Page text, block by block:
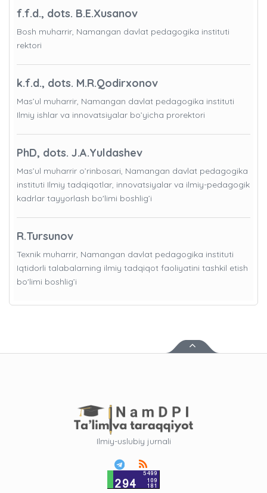
f.f.d., dots. B.E.Xusanov
Bosh muharrir, Namangan davlat pedagogika instituti
rektori
k.f.d., dots. M.R.Qodirxonov
Mas’ul muharrir, Namangan davlat pedagogika instituti
Ilmiy ishlar va innovatsiyalar bo’yicha prorektori
PhD, dots. J.A.Yuldashev
Mas’ul muharrir o’rinbosari, Namangan davlat pedagogika
instituti Ilmiy tadqiqotlar, innovatsiyalar va ilmiy-pedagogik
kadrlar tayyorlash bo'limi boshlig’i
R.Tursunov
Texnik muharrir, Namangan davlat pedagogika instituti
Iqtidorli talabalarning ilmiy tadqiqot faoliyatini tashkil etish
bo'limi boshlig’i
Ilmiy-uslubiy jurnali